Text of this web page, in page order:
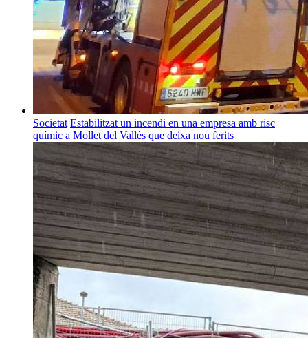
Societat Estabilitzat un incendi en una empresa amb risc
químic a Mollet del Vallès que deixa nou ferits